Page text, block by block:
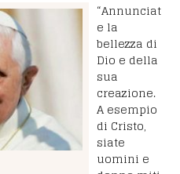
“Annunciat
e la
bellezza di
Dio e della
sua
creazione.
A esempio
di Cristo,
siate
uomini e